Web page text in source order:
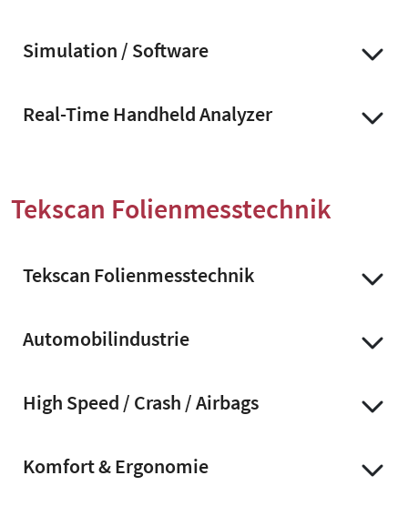
Simulation / Software
Real-Time Handheld Analyzer
Tekscan Folienmesstechnik
Tekscan Folienmesstechnik
Automobilindustrie
High Speed / Crash / Airbags
Komfort & Ergonomie